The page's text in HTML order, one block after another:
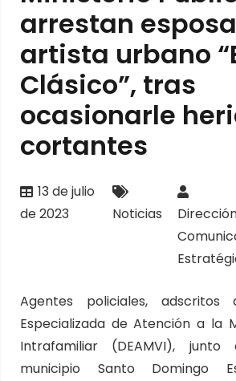
arrestan
artista urbano
Clásico”, tras
ocasionarle
cortantes
13 de julio
de 2023
Noticias
Agentes policiales,
Especializada de Atención a la
Intrafamiliar (DEAMVI),
municipio Santo Domingo